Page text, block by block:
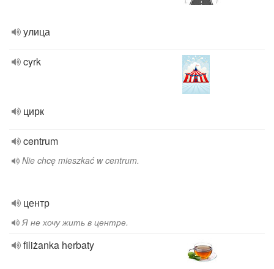
улица
cyrk
цирк
centrum
Nie chcę mieszkać w centrum.
центр
Я не хочу жить в центре.
filiżanka herbaty